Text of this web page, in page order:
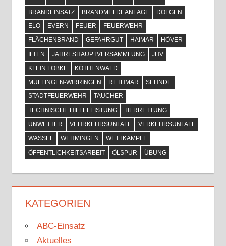
BRANDEINSATZ
BRANDMELDEANLAGE
DOLGEN
ELO
EVERN FEUER
FEUERWEHR
FLÄCHENBRAND
GEFAHRGUT HAIMAR
HÖVER
ILTEN
JAHRESHAUPTVERSAMMLUNG
JHV
KLEIN LOBKE
KÖTHENWALD
MÜLLINGEN-WIRRINGEN
RETHMAR
SEHNDE
STADTFEUERWEHR
TAUCHER
TECHNISCHE HILFELEISTUNG
TIERRETTUNG
UNWETTER
VEHRKEHRSUNFALL
VERKEHRSUNFALL
WASSEL
WEHMINGEN
WETTKÄMPFE
ÖFFENTLICHKEITSARBEIT
ÖLSPUR ÜBUNG
KATEGORIEN
ABC-Einsatz
Aktuelles